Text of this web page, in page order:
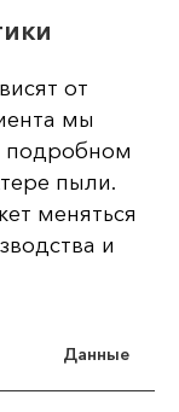
от
мы
подробном
пыли.
меняться
и
Данные